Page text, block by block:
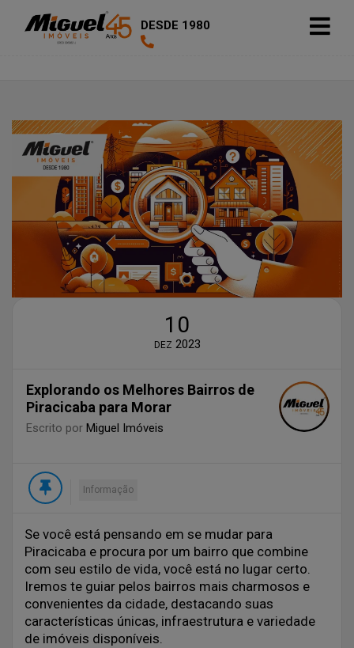
DESDE 1980
10
DEZ 2023
Explorando os Melhores Bairros de
Piracicaba para Morar
Escrito por Miguel Imóveis
Informação
Se você está pensando em se mudar para
Piracicaba e procura por um bairro que combine
com seu estilo de vida, você está no lugar certo.
Iremos te guiar pelos bairros mais charmosos e
convenientes da cidade, destacando suas
características únicas, infraestrutura e variedade
de imóveis disponíveis.